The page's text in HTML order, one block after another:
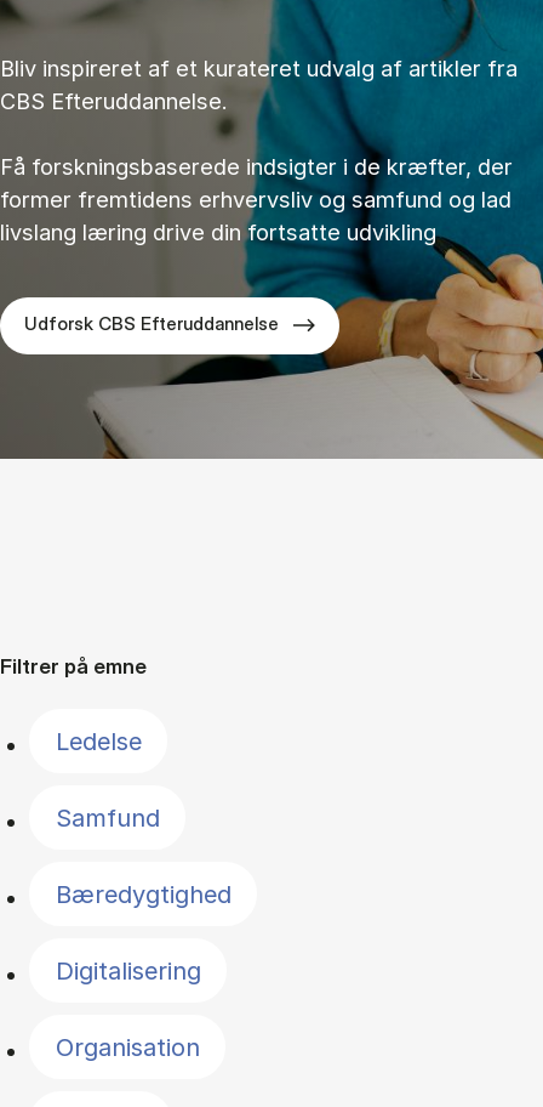
Bliv inspireret af et kurateret udvalg af artikler fra
CBS Efteruddannelse.
Få forskningsbaserede indsigter i de kræfter, der
former fremtidens erhvervsliv og samfund og lad
livslang læring drive din fortsatte udvikling
Udforsk CBS Efteruddannelse
Filtrer på emne
Ledelse
Samfund
Bæredygtighed
Digitalisering
Organisation